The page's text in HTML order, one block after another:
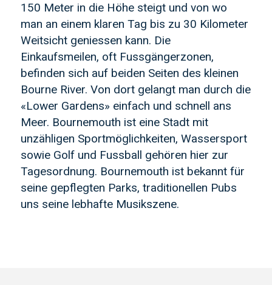
150 Meter in die Höhe steigt und von wo
man an einem klaren Tag bis zu 30 Kilometer
Weitsicht geniessen kann. Die
Einkaufsmeilen, oft Fussgängerzonen,
befinden sich auf beiden Seiten des kleinen
Bourne River. Von dort gelangt man durch die
«Lower Gardens» einfach und schnell ans
Meer. Bournemouth ist eine Stadt mit
unzähligen Sportmöglichkeiten, Wassersport
sowie Golf und Fussball gehören hier zur
Tagesordnung. Bournemouth ist bekannt für
seine gepflegten Parks, traditionellen Pubs
uns seine lebhafte Musikszene.